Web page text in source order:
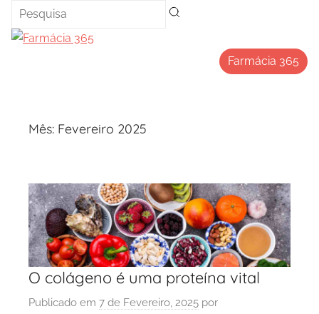
Saltar
para
Farmácia 365
Mês: Fevereiro 2025
O colágeno é uma proteína vital
Publicado em 7 de Fevereiro, 2025 por